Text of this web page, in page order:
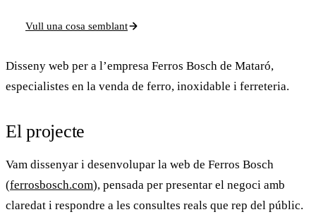
Vull una cosa semblant
Disseny web per a l’empresa Ferros Bosch de Mataró,
especialistes en la venda de ferro, inoxidable i ferreteria.
El projecte
Vam dissenyar i desenvolupar la web de Ferros Bosch
(ferrosbosch.com), pensada per presentar el negoci amb
claredat i respondre a les consultes reals que rep del públic.